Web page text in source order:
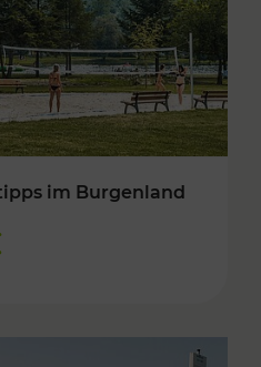
im Burgenland